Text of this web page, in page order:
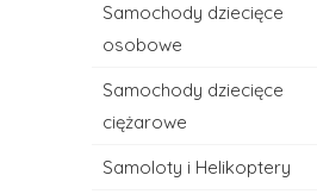
Samochody dziecięce
osobowe
Samochody dziecięce
ciężarowe
Samoloty i Helikoptery